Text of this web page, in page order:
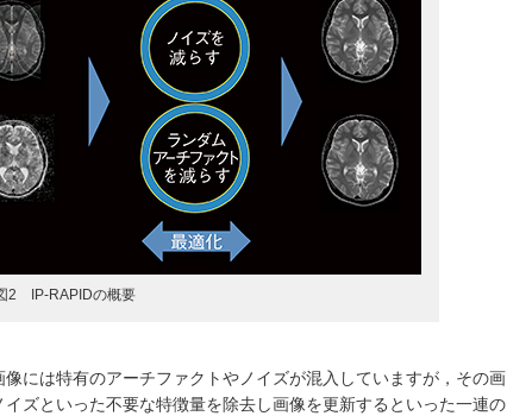
2 IP-RAPIDの概要
には特有のアーチファクトやノイズが混入していますが，その画
ズといった不要な特徴量を除去し画像を更新するといった一連の